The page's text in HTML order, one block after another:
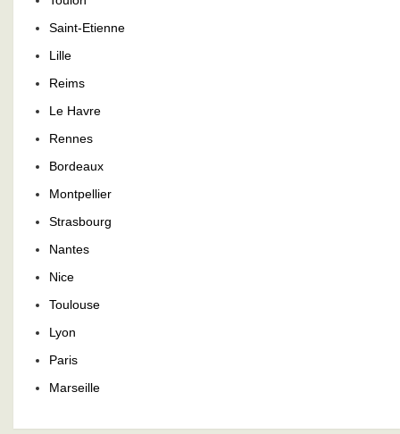
Saint-Etienne
Lille
Reims
Le Havre
Rennes
Bordeaux
Montpellier
Strasbourg
Nantes
Nice
Toulouse
Lyon
Paris
Marseille